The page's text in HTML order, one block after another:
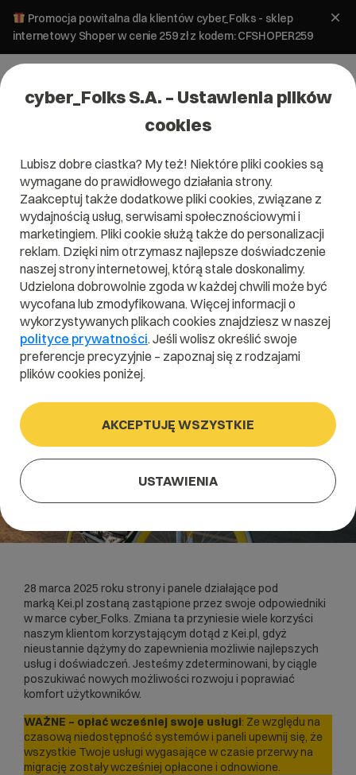
Promocja powitalna dla klientów cyber_Folks - sklep
internetowy Shoper w cenie 259 zł z kodem: CFSHOPER259
Hosting
Połączenie marek Kei.pl i
cyber_Folks
30 czerwca 2026 ok.2min
28 marca 2025 roku strony i panele działające pod
marką Kei.pl zostaną zastąpione przez swoje odpowiedniki
w marce cyber_Folks. Zmiana ta przyniesie wiele korzyści
naszym klientom korzystającym dotąd z Kei.pl, gdyż
nieustannie dążymy do zapewnienia możliwie najlepszych
usług i doświadczeń. Jesteśmy zdeterminowani, by ciągle
poszukiwać nowych możliwości rozwoju i poprawiać
komfort użytkowników.
WAŻNE – opłać wcześniej swoje usługi: Ze względu na
czasową niedostępność systemów i paneli upewnij się, że
wszystkie Twoje usługi wygasające w czasie przerwy na
migrację zostały wcześniej opłacone i odnowione.
cyber_Folks S.A. – Ustawienia plików
cookies
Lubisz dobre ciastka? My też! Niektóre pliki cookies są
wymagane do prawidłowego działania strony.
Zaakceptuj także dodatkowe pliki cookies, związane z
wydajnością usług, serwisami społecznościowymi i
marketingiem. Pliki cookie służą także do personalizacji
reklam. Dzięki nim otrzymasz najlepsze doświadczenie
naszej strony internetowej, którą stale doskonalimy.
Udzielona dobrowolnie zgoda w każdej chwili może być
wycofana lub zmodyfikowana. Więcej informacji o
wykorzystywanych plikach cookies znajdziesz w naszej
polityce prywatności. Jeśli wolisz określić swoje
preferencje precyzyjnie – zapoznaj się z rodzajami
plików cookies poniżej.
AKCEPTUJĘ WSZYSTKIE
USTAWIENIA